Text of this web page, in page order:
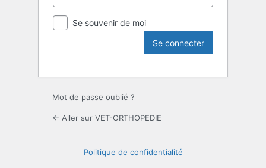
Se souvenir de moi
Mot de passe oublié ?
← Aller sur VET-ORTHOPEDIE
Politique de confidentialité